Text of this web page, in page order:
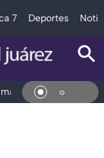
7 Deportes
Deportes En